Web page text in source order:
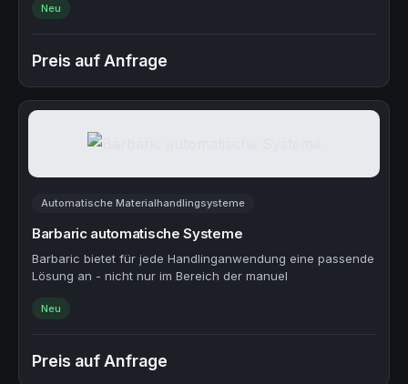
Neu
Preis auf Anfrage
Automatische Materialhandlingsysteme
Barbaric automatische Systeme
Barbaric bietet für jede Handlinganwendung eine passende
Lösung an - nicht nur im Bereich der manuel
Neu
Preis auf Anfrage